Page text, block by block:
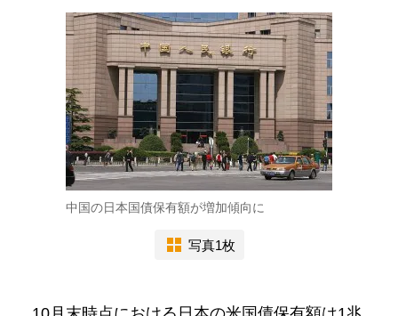
中国の日本国債保有額が増加傾向に
写真1枚